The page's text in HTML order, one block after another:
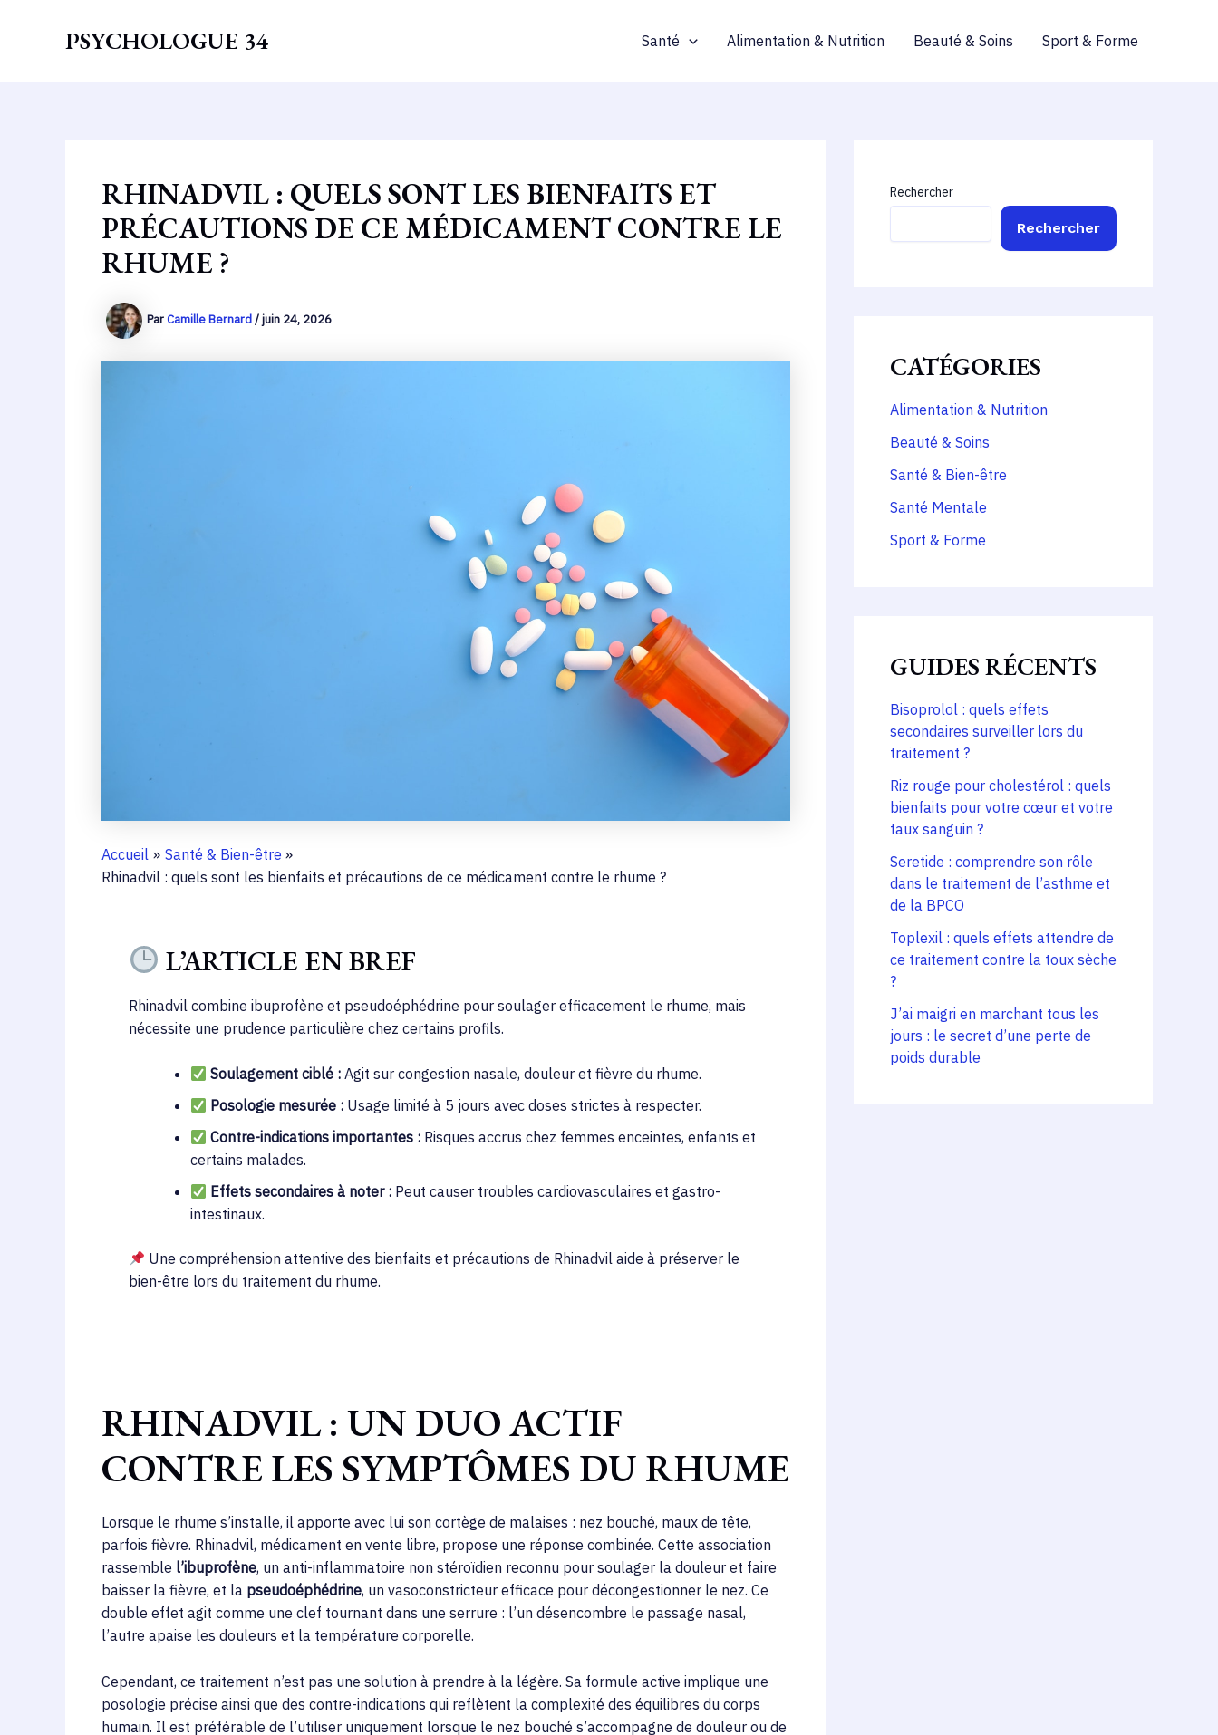
PSYCHOLOGUE 34 Santé Alimentation & Nutrition Beauté & Soins Sport & Forme
RHINADVIL : QUELS SONT LES BIENFAITS ET
PRÉCAUTIONS DE CE MÉDICAMENT CONTRE LE
RHUME ?
ParCamille Bernard/juin 24, 2026
Accueil
Santé & Bien-être
Rhinadvil : quels sont les bienfaits et précautions de ce médicament contre le rhume ?
L’ARTICLE EN BREF
Rhinadvil combine ibuprofène et pseudoéphédrine pour soulager efficacement le rhume, mais
nécessite une prudence particulière chez certains profils.
Soulagement ciblé : Agit sur congestion nasale, douleur et fièvre du rhume.
Posologie mesurée : Usage limité à 5 jours avec doses strictes à respecter.
Contre-indications importantes : Risques accrus chez femmes enceintes, enfants et
certains malades.
Effets secondaires à noter : Peut causer troubles cardiovasculaires et gastro-
intestinaux.
Une compréhension attentive des bienfaits et précautions de Rhinadvil aide à préserver le
bien-être lors du traitement du rhume.
RHINADVIL : UN DUO ACTIF
CONTRE LES SYMPTÔMES DU RHUME
Lorsque le rhume s’installe, il apporte avec lui son cortège de malaises : nez bouché, maux de tête,
parfois fièvre. Rhinadvil, médicament en vente libre, propose une réponse combinée. Cette association
rassemble l’ibuprofène, un anti-inflammatoire non stéroïdien reconnu pour soulager la douleur et faire
baisser la fièvre, et la pseudoéphédrine, un vasoconstricteur efficace pour décongestionner le nez. Ce
double effet agit comme une clef tournant dans une serrure : l’un désencombre le passage nasal,
l’autre apaise les douleurs et la température corporelle.
Cependant, ce traitement n’est pas une solution à prendre à la légère. Sa formule active implique une
posologie précise ainsi que des contre-indications qui reflètent la complexité des équilibres du corps
humain. Il est préférable de l’utiliser uniquement lorsque le nez bouché s’accompagne de douleur ou de
Rechercher
Rechercher
CATÉGORIES
Alimentation & Nutrition
Beauté & Soins
Santé & Bien-être
Santé Mentale
Sport & Forme
GUIDES RÉCENTS
Bisoprolol : quels effets
secondaires surveiller lors du
traitement ?
Riz rouge pour cholestérol : quels
bienfaits pour votre cœur et votre
taux sanguin ?
Seretide : comprendre son rôle
dans le traitement de l’asthme et
de la BPCO
Toplexil : quels effets attendre de
ce traitement contre la toux sèche
?
J’ai maigri en marchant tous les
jours : le secret d’une perte de
poids durable